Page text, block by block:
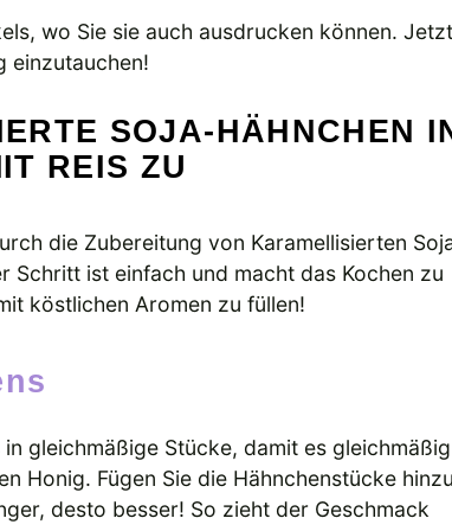
wo Sie sie auch ausdrucken können.
einzutauchen!
SOJA-HÄHNCHEN
REIS ZU
die Zubereitung von Karamellisierten
Schritt ist einfach und macht das Kochen zu
köstlichen Aromen zu füllen!
gleichmäßige Stücke, damit es gleichmäßig
Honig. Fügen Sie die Hähnchenstücke hinzu
desto besser! So zieht der Geschmack